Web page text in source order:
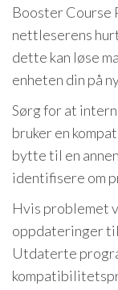
Booster Course
nettleserens
dette kan løse
enheten din på
Sørg for at
bruker en
bytte til en
identifisere om
Hvis problemet
oppdateringer
Utdaterte